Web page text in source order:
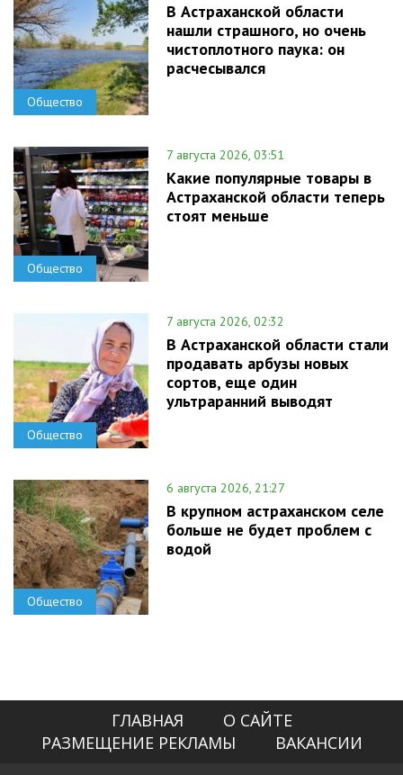
Общество
В Астраханской области
нашли страшного, но очень
чистоплотного паука: он
расчесывался
Общество
7 августа 2026, 03:51
Какие популярные товары в
Астраханской области теперь
стоят меньше
Общество
7 августа 2026, 02:32
В Астраханской области стали
продавать арбузы новых
сортов, еще один
ультраранний выводят
Общество
6 августа 2026, 21:27
В крупном астраханском селе
больше не будет проблем с
водой
ГЛАВНАЯ
О САЙТЕ
РАЗМЕЩЕНИЕ РЕКЛАМЫ
ВАКАНСИИ